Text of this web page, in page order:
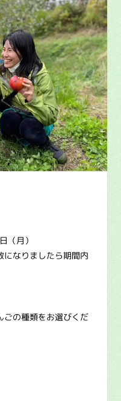
（月）
になりましたら期間内
ごの種類をお選びくだ